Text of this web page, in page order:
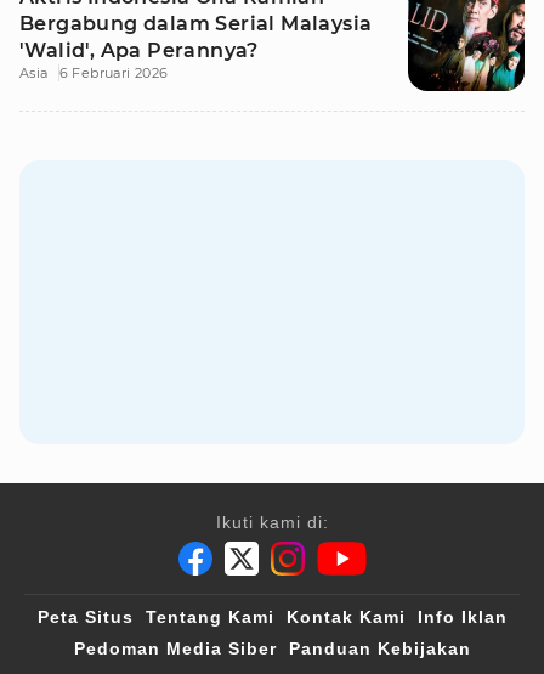
Bergabung dalam Serial Malaysia
'Walid', Apa Perannya?
Asia 6 Februari 2026
Ikuti kami di:
Peta Situs Tentang Kami Kontak Kami
Info Iklan
Pedoman Media Siber
Panduan Kebijakan